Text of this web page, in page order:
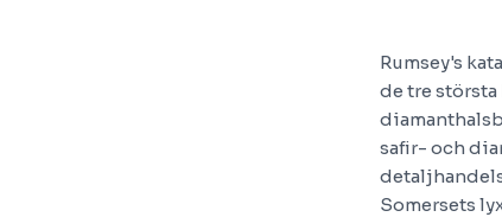
Rumsey's
de tre
safir- och
Somersets